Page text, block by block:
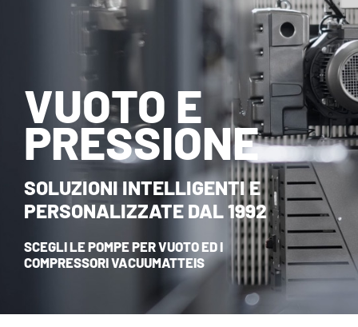
HOME
VUOTO E
PRESSIONE
SOLUZIONI INTELLIGENTI E
PERSONALIZZATE DAL 1992
SCEGLI LE POMPE PER VUOTO ED I
COMPRESSORI VACUUMATTEIS